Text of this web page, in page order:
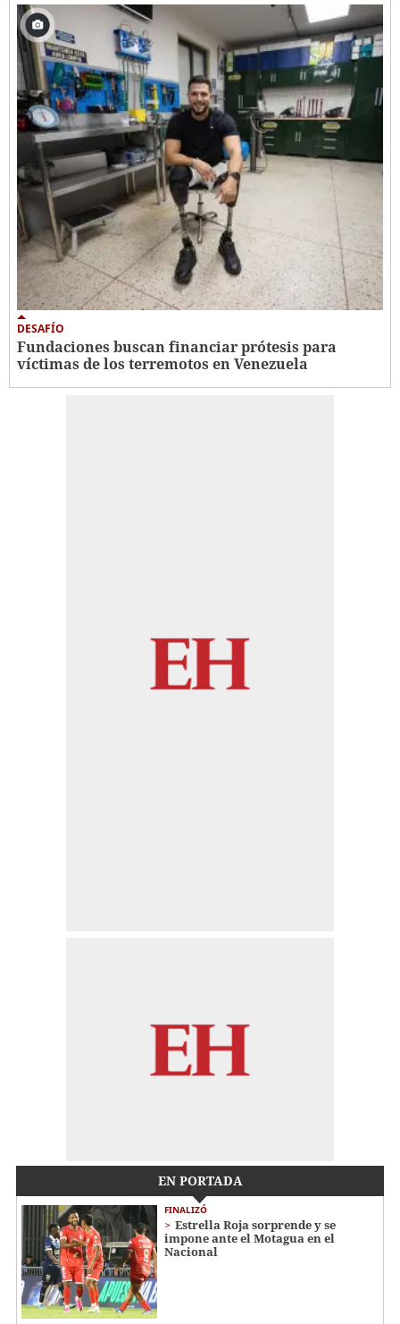
DESAFÍO
Fundaciones buscan financiar prótesis para
víctimas de los terremotos en Venezuela
EN PORTADA
FINALIZÓ
Estrella Roja sorprende y se
impone ante el Motagua en el
Nacional